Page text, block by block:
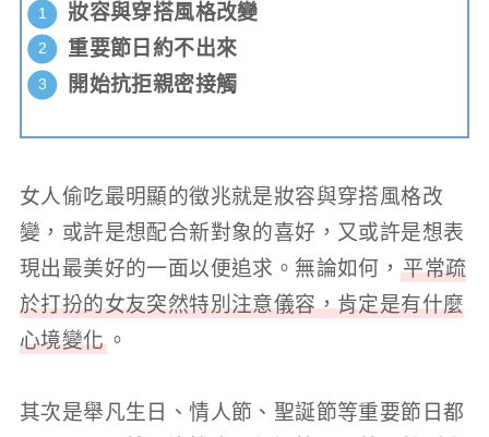
妝容與穿搭風格改變
重要節日約不出來
開始抗拒親密接觸
女人偷吃最明顯的徵兆就是妝容與穿搭風格改
變，或許是想配合新對象的喜好，又或許是想表
現出最美好的一面以便追求。無論如何，平常疏
於打扮的女友突然特別注意儀容，肯定是有什麼
心境變化。
其次是舉凡生日、情人節、聖誕節等重要節日都